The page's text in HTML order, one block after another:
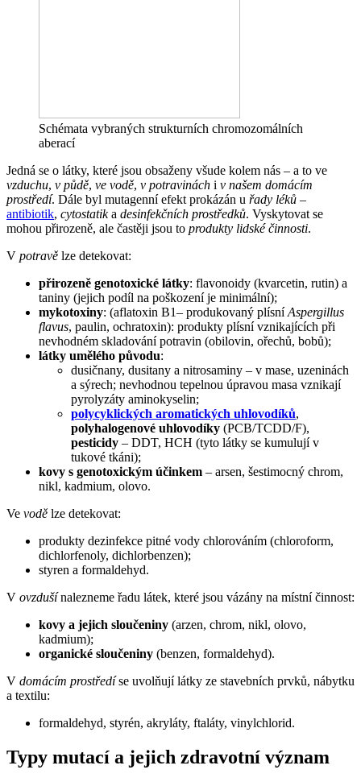
Schémata vybraných strukturních chromozomálních
aberací
Jedná se o látky, které jsou obsaženy všude kolem nás – a to ve
vzduchu, v půdě, ve vodě, v potravinách i v našem domácím
prostředí. Dále byl mutagenní efekt prokázán u řady léků –
antibiotik, cytostatika desinfekčních prostředků. Vyskytovat se
mohou přirozeně, ale častěji jsou to produkty lidské činnosti.
V potravě lze detekovat:
přirozeně genotoxické látky: flavonoidy (kvarcetin, rutin) a
taniny (jejich podíl na poškození je minimální);
mykotoxiny: (aflatoxin B1– produkovaný plísníAspergillus
flavus, paulin, ochratoxin): produkty plísní vznikajících při
nevhodném skladování potravin (obilovin, ořechů, bobů);
látky umělého původu:
dusičnany, dusitany a nitrosaminy – v mase, uzeninách
a sýrech; nevhodnou tepelnou úpravou masa vznikají
pyrolyzáty aminokyselin;
polycyklických aromatických uhlovodíků,
polyhalogenové uhlovodíky (PCB/TCDD/F),
pesticidy – DDT, HCH (tyto látky se kumulují v
tukové tkáni);
kovy s genotoxickým účinkem – arsen, šestimocný chrom,
nikl, kadmium, olovo.
Ve vodě lze detekovat:
produkty dezinfekce pitné vody chlorováním (chloroform,
dichlorfenoly, dichlorbenzen);
styren a formaldehyd.
V ovzdušínalezneme řadu látek, které jsou vázány na místní činnost:
kovy a jejich sloučeniny (arzen, chrom, nikl, olovo,
kadmium);
organické sloučeniny (benzen, formaldehyd).
V domácím prostředíse uvolňují látky ze stavebních prvků, nábytku
a textilu:
formaldehyd, styrén, akryláty, ftaláty, vinylchlorid.
Typy mutací a jejich zdravotní význam